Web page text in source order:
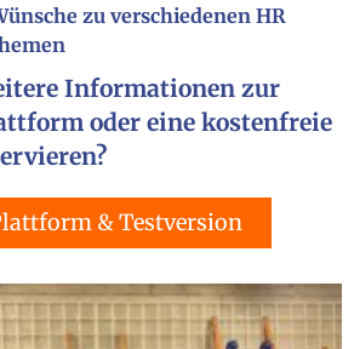
zu verschiedenen HR
Informationen zur
oder eine kostenfreie
& Testversion